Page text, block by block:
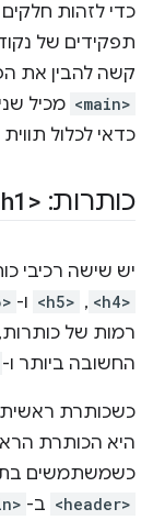
כדי לזהות
תפקידים של
קשה להבין את
<main> מכיל
כדאי לכלול
כותרות:
יש שישה רכיבי
<h4>
,‏
<h5> ו-
רמות של
החשובה ביותר ו-
כשכותרת
היא הכותרת
כשמשתמשים
<header> ב-